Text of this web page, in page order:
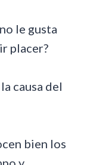
le gusta
placer?
causa del
bien los